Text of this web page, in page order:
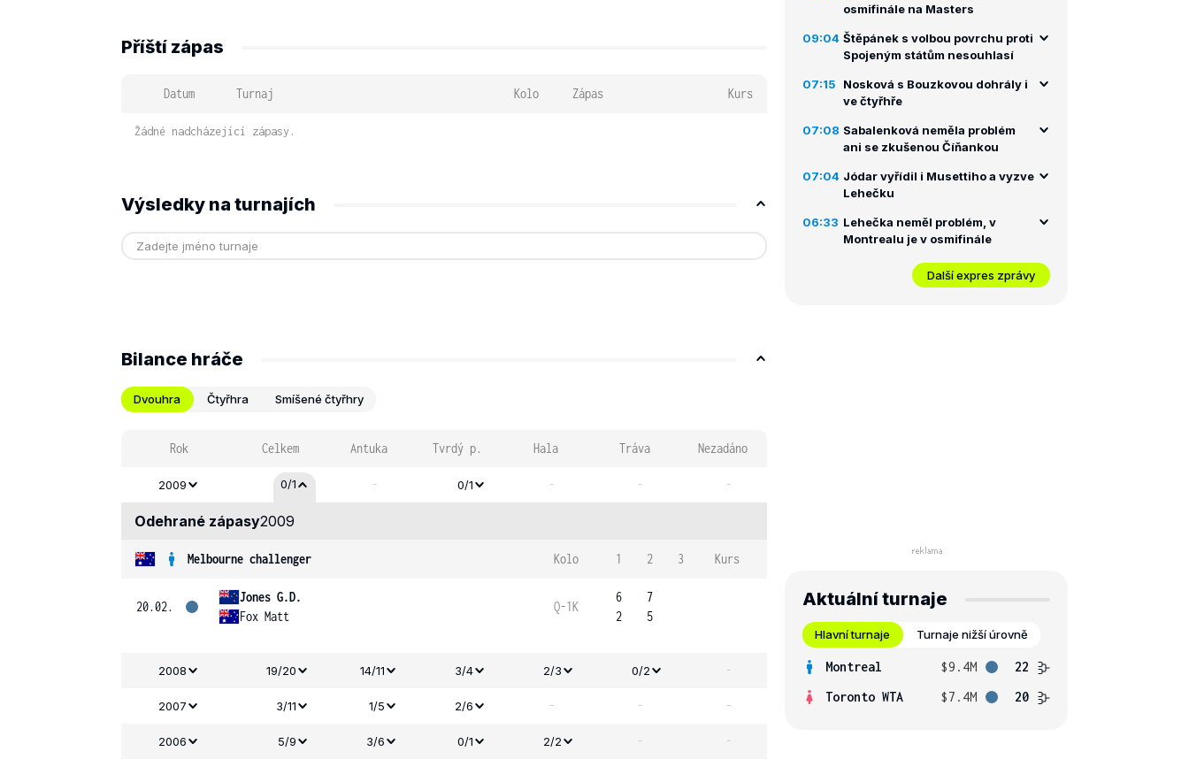
Příští zápas
Datum Turnaj Kolo Zápas Kurs
Žádné nadcházející zápasy.
Výsledky na turnajích
Bilance hráče
Dvouhra Čtyřhra Smíšené čtyřhry
Rok Celkem Antuka Tvrdý p. Hala Tráva Nezadáno
2009 0/1 - 0/1 - - -
Odehrané zápasy2009
Melbourne challenger Kolo 1 2 3 Kurs
20.02.
Jones G.D.
Fox Matt
Q-1K
6
2
7
5
2008 19/20 14/11 3/4 2/3 0/2 -
2007 3/11 1/5 2/6 - - -
2006 5/9 3/6 0/1 2/2 - -
osmifinále na Masters
09:04 Štěpánek s volbou povrchu proti
Spojeným státům nesouhlasí
07:15
Nosková s Bouzkovou dohrály i
ve čtyřhře
07:08 Sabalenková neměla problém
ani se zkušenou Číňankou
07:04 Jódar vyřídil i Musettiho a vyzve
Lehečku
06:33 Lehečka neměl problém, v
Montrealu je v osmifinále
Další expres zprávy
Aktuální turnaje
Hlavní turnaje Turnaje nižší úrovně
Montreal $9.4M
22
Toronto WTA
$7.4M 20